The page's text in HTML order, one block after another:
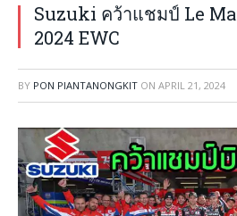
Suzuki คว้าแชมป์ Le
2024 EWC
BY PON PIANTANONGKIT ON APRIL 21, 2024